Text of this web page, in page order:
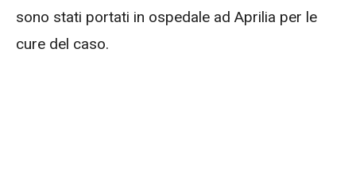
sono stati portati in ospedale ad Aprilia per le
cure del caso.